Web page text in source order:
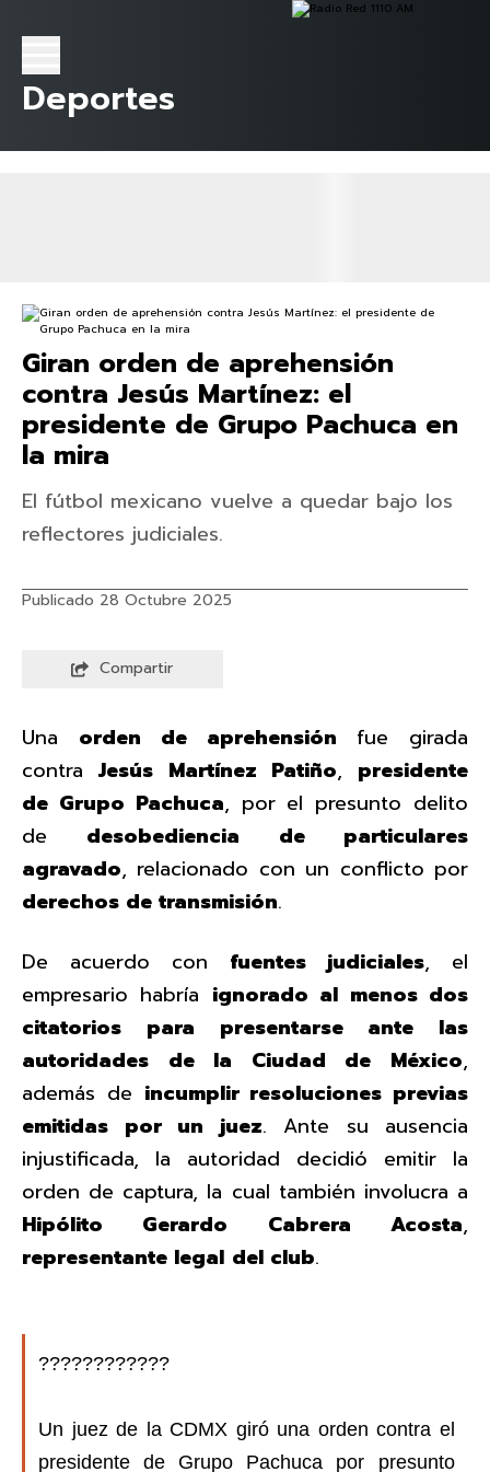
Deportes
Giran orden de aprehensión
contra Jesús Martínez: el
presidente de Grupo Pachuca en
la mira
El fútbol mexicano vuelve a quedar bajo los
reflectores judiciales.
Publicado 28 Octubre 2025
Compartir
Una orden de aprehensión fue girada
contraJesús Martínez Patiño, presidente
de Grupo Pachuca, por el presunto delito
de desobediencia de particulares
agravado, relacionado con un conflicto por
derechos de transmisión.
De acuerdo con fuentes judiciales, el
empresario habría ignorado al menos dos
citatorios para presentarse ante las
autoridades de la Ciudad de México,
además de incumplir resoluciones previas
emitidas por un juez. Ante su ausencia
injustificada, la autoridad decidió emitir la
orden de captura, la cual también involucra a
Hipólito Gerardo Cabrera Acosta,
representante legal del club.
????????????
Un juez de la CDMX giró una orden contra el
presidente de Grupo Pachuca por presunto